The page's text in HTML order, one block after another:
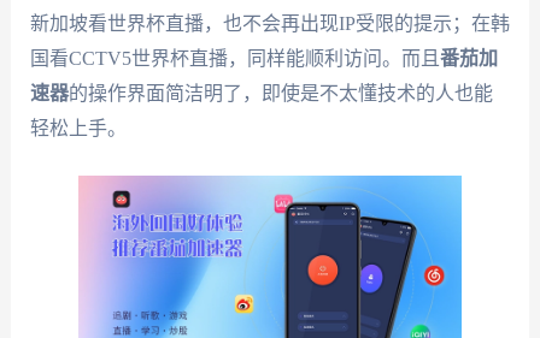
新加坡看世界杯直播，也不会再出现IP受限的提示；在韩
国看CCTV5世界杯直播，同样能顺利访问。而且 番茄加
速器的操作界面简洁明了，即使是不太懂技术的人也能
轻松上手。